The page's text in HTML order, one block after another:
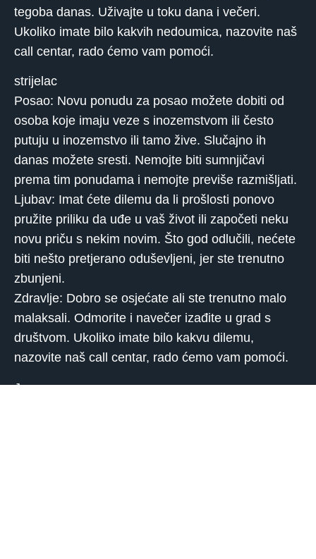
tegoba danas. Uživajte u toku dana i večeri.
Ukoliko imate bilo kakvih nedoumica, nazovite naš
call centar, rado ćemo vam pomoći.
strijelac
Posao: Novu ponudu za posao možete dobiti od
osoba koje imaju veze s inozemstvom ili često
putuju u inozemstvo ili tamo žive. Slučajno ih
danas možete sresti. Nemojte biti sumnjičavi
prema tim ponudama i nemojte previše razmišljati.
Ljubav: Imat ćete dilemu da li prošlosti ponovo
pružite priliku da uđe u vaš život ili započeti neku
novu priču s nekim novim. Što god odlučili, nećete
biti nešto pretjerano oduševljeni, jer ste trenutno
zbunjeni.
Zdravlje: Dobro se osjećate ali ste trenutno malo
malaksali. Odmorite i navečer izađite u grad s
društvom. Ukoliko imate bilo kakvu dilemu,
nazovite naš call centar, rado ćemo vam pomoći.
Jarac